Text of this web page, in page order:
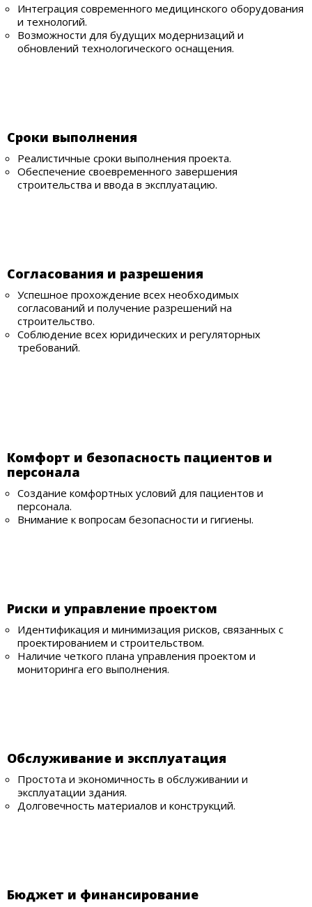
Интеграция современного медицинского оборудования
и технологий.
Возможности для будущих модернизаций и
обновлений технологического оснащения.
Сроки выполнения
Реалистичные сроки выполнения проекта.
Обеспечение своевременного завершения
строительства и ввода в эксплуатацию.
Согласования и разрешения
Успешное прохождение всех необходимых
согласований и получение разрешений на
строительство.
Соблюдение всех юридических и регуляторных
требований.
Комфорт и безопасность пациентов и
персонала
Создание комфортных условий для пациентов и
персонала.
Внимание к вопросам безопасности и гигиены.
Риски и управление проектом
Идентификация и минимизация рисков, связанных с
проектированием и строительством.
Наличие четкого плана управления проектом и
мониторинга его выполнения.
Обслуживание и эксплуатация
Простота и экономичность в обслуживании и
эксплуатации здания.
Долговечность материалов и конструкций.
Бюджет и финансирование